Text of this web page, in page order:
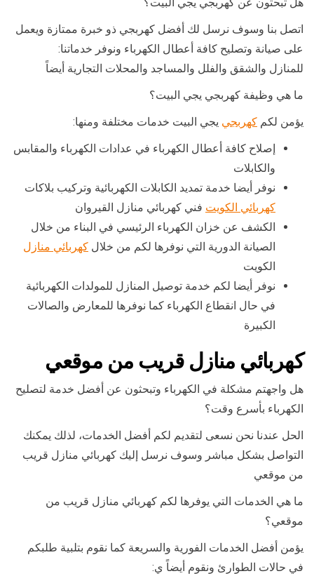
اتصل بنا وسوف نرسل لك أفضل كهربجي ذو خبرة ممتازة ويعمل
على صيانة وتصليح كافة أعطال الكهرباء ونوفر خدماتنا:
للمنازل والشقق والفلل والمساجد والمحلات التجارية أيضاً
ما هي وظيفة كهربجي يجي البيت؟
يؤمن لكم كهربجي يجي البيت خدمات مختلفة ومنها:
إصلاح كافة أعطال الكهرباء في عدادات الكهرباء والمقابس
والكابلات
نوفر أيضا خدمة تمديد الكابلات الكهربائية وتركيب بلاكات
كهربائي الكويت فني كهربائي منازل القيروان
الكشف عن خزان الكهرباء الرئيسي في البناء من خلال
الصيانة الدورية التي نوفرها لكم من خلال كهربائي منازل
الكويت
نوفر أيضا لكم خدمة توصيل المنازل للمولدات الكهربائية
في حال انقطاع الكهرباء كما نوفرها للمعارض والصالات
الكبيرة
كهربائي منازل قريب من موقعي
هل واجهتم مشكلة في الكهرباء وتبحثون عن أفضل خدمة لتصليح
الكهرباء بأسرع وقت؟
الحل عندنا نحن نسعى لتقديم لكم أفضل الخدمات، لذلك يمكنك
التواصل بشكل مباشر وسوف نرسل إليك كهربائي منازل قريب
من موقعي
ما هي الخدمات التي يوفرها لكم كهربائي منازل قريب من
موقعي؟
يؤمن أفضل الخدمات الفورية والسريعة كما نقوم بتلبية طلبكم
في حالات الطوارئ ونقوم أيضاً ي: